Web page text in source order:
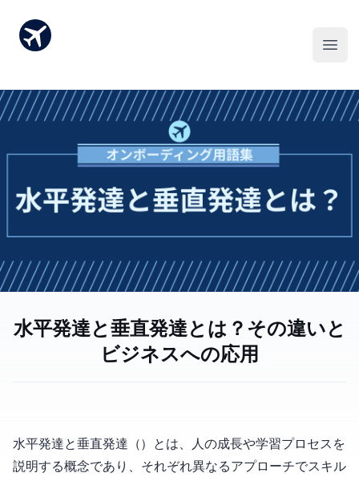
水平発達と垂直発達とは？その違いと
ビジネスへの応用
水平発達と垂直発達（Horizontal and Vertical Development）とは、人の成長や学習プロセスを
説明する概念であり、それぞれ異なるアプローチでスキル